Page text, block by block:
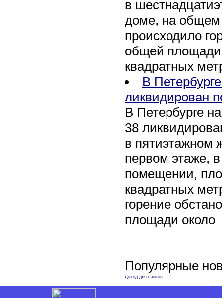
в
доме, на общем
происходило
общей площади
квадратных
В
ликвидирован
В Петербурге
38
в пятиэтажном
первом этаже,
помещении,
квадратных
горение
площади около
Популярные
Доход для сайтов